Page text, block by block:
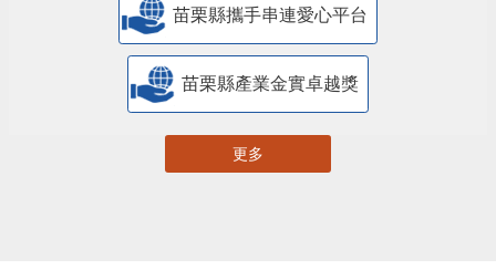
苗栗縣攜手串連愛心平台
苗栗縣產業金實卓越獎
更多